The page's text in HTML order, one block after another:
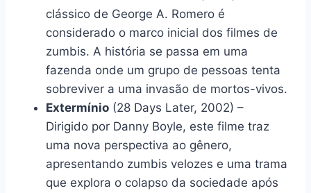
clássico de George A. Romero é
considerado o marco inicial dos filmes de
zumbis. A história se passa em uma
fazenda onde um grupo de pessoas tenta
sobreviver a uma invasão de mortos-vivos.
Extermínio (28 Days Later, 2002) –
Dirigido por Danny Boyle, este filme traz
uma nova perspectiva ao gênero,
apresentando zumbis velozes e uma trama
que explora o colapso da sociedade após